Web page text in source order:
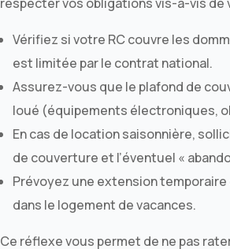
Vérifiez si votre RC couvre les
est limitée par le contrat national.
Assurez-vous que le plafond de
loué (équipements électroniques,
En cas de location saisonnière,
de couverture et l’éventuel «
Prévoyez une extension
dans le logement de vacances.
Ce réflexe vous permet de ne pas